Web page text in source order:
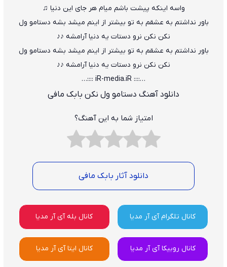
واﺳﻪ اﻳﻨﻜﻪ ﭘﻴﺸﺖ ﺑﺎﺷﻢ ﻣﻴﺎم ﻫﺮ ﺟﺎی اﻳﻦ دﻧﻴﺎ ♫
ﺑﺎور ﻧﺪاﺷﺘﻢ ﺑﻪ ﻋﺸﻘﻢ ﺑﻪ ﺗﻮ ﺑﻴﺸﺘﺮ از اﻳﻨﻢ ﻣﻴﺸﺪ ﺑﺸﻪ دﺳﺘﺎﻣﻮ ول
ﻧﻜﻦ ﻧﻜﻦ ﻧﺮو دﺳﺘﺎت ﻳﻪ دﻧﻴﺎ آراﻣﺸﻪ ♪♪
ﺑﺎور ﻧﺪاﺷﺘﻢ ﺑﻪ ﻋﺸﻘﻢ ﺑﻪ ﺗﻮ ﺑﻴﺸﺘﺮ از اﻳﻨﻢ ﻣﻴﺸﺪ ﺑﺸﻪ دﺳﺘﺎﻣﻮ ول
ﻧﻜﻦ ﻧﻜﻦ ﻧﺮو دﺳﺘﺎت ﻳﻪ دﻧﻴﺎ آراﻣﺸﻪ ♪♪
…:::: iR-media.iR ::::…
دانلود آهنگ دستامو ول نکن بابک مافی
امتیاز شما به این آهنگ؟
دانلود آثار بابک مافی
کانال تلگرام آی آر مدیا کانال بله آی آر مدیا
کانال روبیکا آی آر مدیا کانال ایتا آی آر مدیا